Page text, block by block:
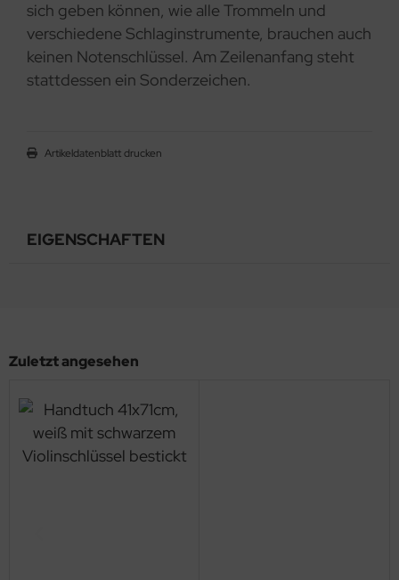
sich geben können, wie alle Trommeln und
verschiedene Schlaginstrumente, brauchen auch
keinen Notenschlüssel. Am Zeilenanfang steht
stattdessen ein Sonderzeichen.
Artikeldatenblatt drucken
EIGENSCHAFTEN
Zuletzt angesehen